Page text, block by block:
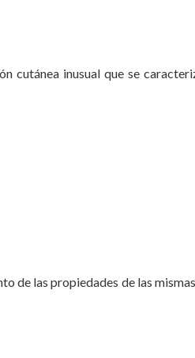
cutánea inusual que se
de las propiedades de las